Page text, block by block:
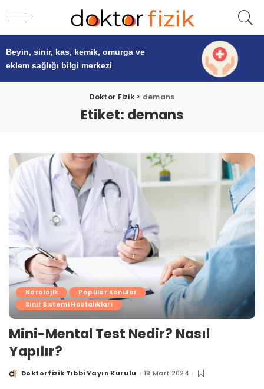
Beyin, sinir, kas, kemik, omurga ve
eklem sağlığı bilgi merkezi
Doktor Fizik> demans
Etiket: demans
Nörolojik
Popüler Konular
Sinir Sistemi Hastalıkları
Mini-Mental Test Nedir? Nasıl
Yapılır?
PostedDoktorfizik Tıbbi Yayın Kurulu 18 Mart 2024